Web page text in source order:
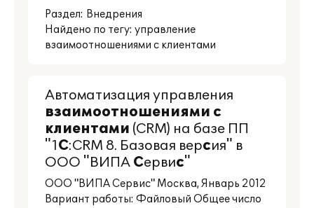
Раздел: Внедрения
Найдено по тегу: управление
взаимоотношениями с клиентами
Автоматизация управления
взаимоотношениями с
клиентами (CRM) на базе ПП
"1С:CRM 8. Базовая версия" в
ООО "ВИПА Сервис"
ООО "ВИПА Сервис" Москва, Январь 2012
Вариант работы: Файловый Общее число